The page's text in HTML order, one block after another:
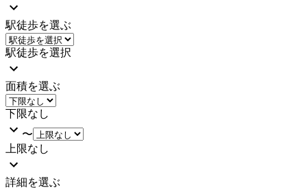
駅徒歩を選ぶ
駅徒歩を選択
面積を選ぶ
下限なし
〜
上限なし
詳細を選ぶ